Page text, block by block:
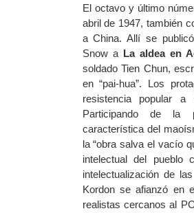
El octavo y último
abril de 1947, también
a China. Allí se
Snow a La aldea en
soldado Tien Chun,
en “pai-hua”. Los
resistencia popular a
Participando de la
característica del
la “obra salva el vacío
intelectual del pueblo
intelectualización de
Kordon se afianzó en
realistas cercanos al